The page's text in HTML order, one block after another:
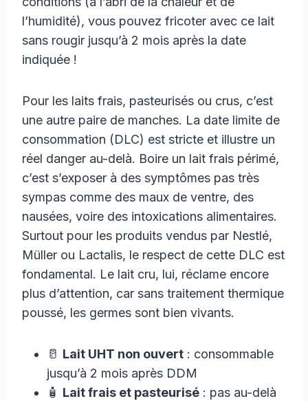
l’humidité), vous pouvez fricoter avec ce lait
sans rougir jusqu’à 2 mois après la date
indiquée !
Pour les laits frais, pasteurisés ou crus, c’est
une autre paire de manches. La date limite de
consommation (DLC) est stricte et illustre un
réel danger au-delà. Boire un lait frais périmé,
c’est s’exposer à des symptômes pas très
sympas comme des maux de ventre, des
nausées, voire des intoxications alimentaires.
Surtout pour les produits vendus par Nestlé,
Müller ou Lactalis, le respect de cette DLC est
fondamental. Le lait cru, lui, réclame encore
plus d’attention, car sans traitement thermique
poussé, les germes sont bien vivants.
🥛 Lait UHT non ouvert : consommable
jusqu’à 2 mois après DDM
🧴 Lait frais et pasteurisé : pas au-delà